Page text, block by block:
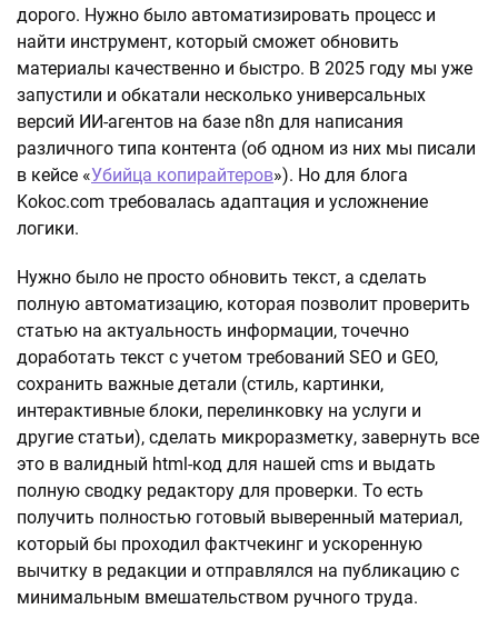
дорого. Нужно было автоматизировать процесс и
найти инструмент, который сможет обновить
материалы качественно и быстро. В 2025 году мы уже
запустили и обкатали несколько универсальных
версий ИИ-агентов на базе n8n для написания
различного типа контента (об одном из них мы писали
в кейсе «Убийца копирайтеров»). Но для блога
Kokoc.com требовалась адаптация и усложнение
логики.
Нужно было не просто обновить текст, а сделать
полную автоматизацию, которая позволит проверить
статью на актуальность информации, точечно
доработать текст с учетом требований SEO и GEO,
сохранить важные детали (стиль, картинки,
интерактивные блоки, перелинковку на услуги и
другие статьи), сделать микроразметку, завернуть все
это в валидный html-код для нашей cms и выдать
полную сводку редактору для проверки. То есть
получить полностью готовый выверенный материал,
который бы проходил фактчекинг и ускоренную
вычитку в редакции и отправлялся на публикацию с
минимальным вмешательством ручного труда.